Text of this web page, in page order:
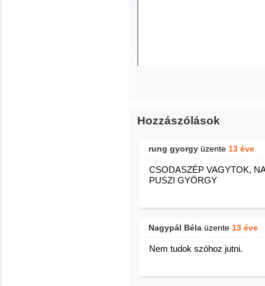
Hozzászólások
rung gyorgy üzente 13 éve
CSODASZÉP VAGYTOK,
PUSZI GYÖRGY
Nagypál Béla üzente 13 éve
Nem tudok szóhoz jutni.